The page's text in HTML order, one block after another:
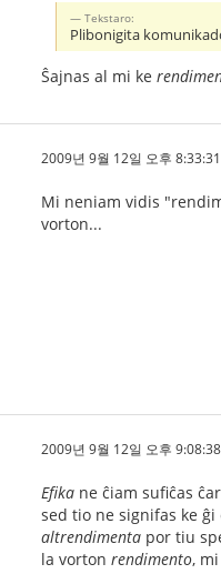
Tekstaro:
Plibonigita
Ŝajnas al mi ke
2009년 9월 12일 오후 8:33:31
Mi neniam vidis
vorton...
2009년 9월 12일 오후 9:08:38
Efika ne ĉiam sufiĉas
sed tio ne signifas ke
altrendimenta por tiu
la vorton rendimento,